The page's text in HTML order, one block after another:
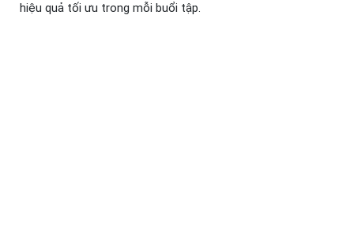
hiệu quả tối ưu trong mỗi buổi tập.